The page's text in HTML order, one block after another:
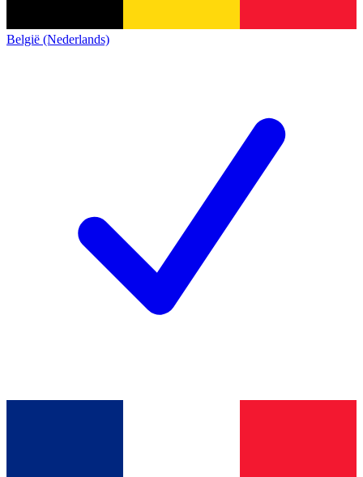
België (Nederlands)